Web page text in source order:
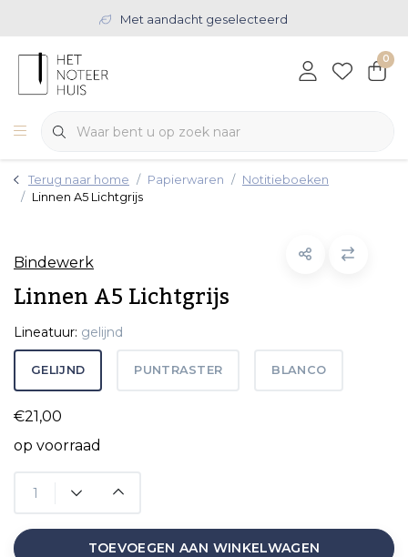
Met aandacht geselecteerd
0
Terug naar home Papierwaren
Notitieboeken
Linnen A5 Lichtgrijs
Bindewerk
Linnen A5 Lichtgrijs
Lineatuur: gelijnd
GELIJND PUNTRASTER BLANCO
€21,00
op voorraad
TOEVOEGEN AAN WINKELWAGEN